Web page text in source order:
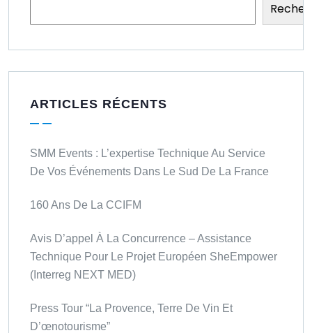
ARTICLES RÉCENTS
SMM Events : L’expertise Technique Au Service
De Vos Événements Dans Le Sud De La France
160 Ans De La CCIFM
Avis D’appel À La Concurrence – Assistance
Technique Pour Le Projet Européen SheEmpower
(Interreg NEXT MED)
Press Tour “La Provence, Terre De Vin Et
D’œnotourisme”